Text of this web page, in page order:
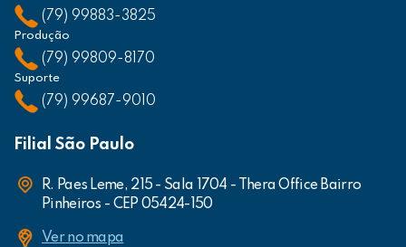
(79) 99883-3825
Produção
(79) 99809-8170
Suporte
(79) 99687-9010
Filial São Paulo
R. Paes Leme, 215 - Sala 1704 - Thera Office Bairro
Pinheiros - CEP 05424-150
Ver no mapa